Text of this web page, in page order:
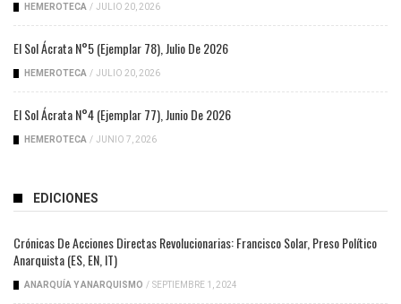
HEMEROTECA / JULIO 20, 2026
El Sol Ácrata N°5 (ejemplar 78), Julio De 2026
HEMEROTECA / JULIO 20, 2026
El Sol Ácrata N°4 (ejemplar 77), Junio De 2026
HEMEROTECA / JUNIO 7, 2026
EDICIONES
Crónicas De Acciones Directas Revolucionarias: Francisco Solar, Preso Político
Anarquista (ES, EN, IT)
ANARQUÍA Y ANARQUISMO / SEPTIEMBRE 1, 2024